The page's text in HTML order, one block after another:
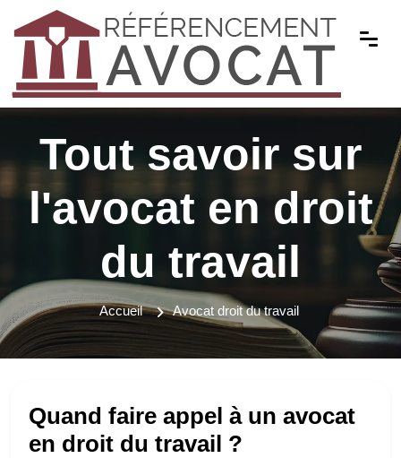
Tout savoir sur
l'avocat en droit
du travail
Accueil Avocat droit du travail
Quand faire appel à un avocat
en droit du travail ?